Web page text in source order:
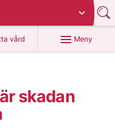
vård
1177.se
Meny
skadan